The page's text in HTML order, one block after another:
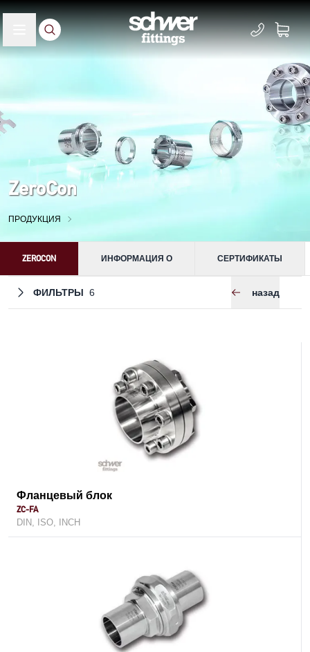
ZeroCon
ПРОДУКЦИЯ
ZEROCON ИНФОРМАЦИЯ О СЕРТИФИКАТЫ
ФИЛЬТРЫ 6 назад
Фланцевый блок
ZC-FA
DIN, ISO, INCH